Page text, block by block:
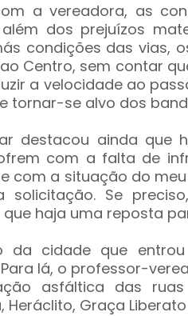
a vereadora, as
dos prejuízos
condições das vias,
Centro, sem contar
a velocidade ao
tornar-se alvo dos
destacou ainda que
com a falta de
com a situação do
solicitação. Se
haja uma reposta
da cidade que
lá, o professor-
asfáltica das
Heráclito, Graça